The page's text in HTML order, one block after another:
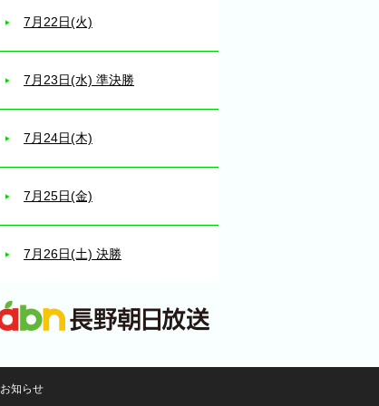
7月22日(火)
7月23日(水) 準決勝
7月24日(木)
7月25日(金)
7月26日(土) 決勝
お知らせ